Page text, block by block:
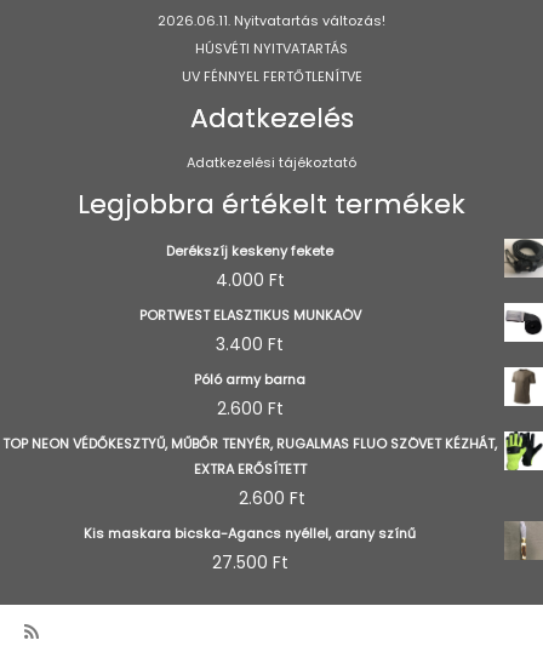
2026.06.11. Nyitvatartás változás!
HÚSVÉTI NYITVATARTÁS
UV FÉNNYEL FERTŐTLENÍTVE
Adatkezelés
Adatkezelési tájékoztató
Legjobbra értékelt termékek
Derékszíj keskeny fekete
4.000 Ft
PORTWEST ELASZTIKUS MUNKAÖV
3.400 Ft
Póló army barna
2.600 Ft
TOP NEON VÉDŐKESZTYŰ, MŰBŐR TENYÉR, RUGALMAS FLUO SZÖVET KÉZHÁT,
EXTRA ERŐSÍTETT
2.600 Ft
Kis maskara bicska-Agancs nyéllel, arany színű
27.500 Ft